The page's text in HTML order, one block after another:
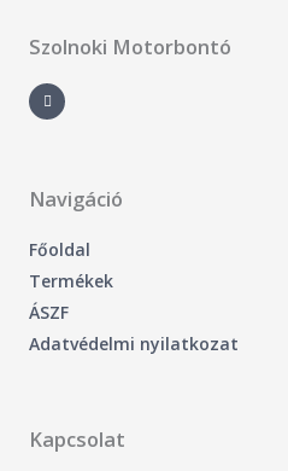
Szolnoki Motorbontó
a
c
e
-
f
Navigáció
Főoldal
Termékek
ÁSZF
Adatvédelmi nyilatkozat
Kapcsolat